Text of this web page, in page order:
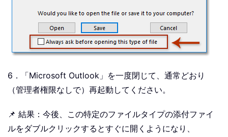
6．「Microsoft Outlook」を一度閉じて、通常どおり
（管理者権限なしで）再起動してください。
📌 結果：今後、この特定のファイルタイプの添付ファイ
ルをダブルクリックするとすぐに開くようになり、